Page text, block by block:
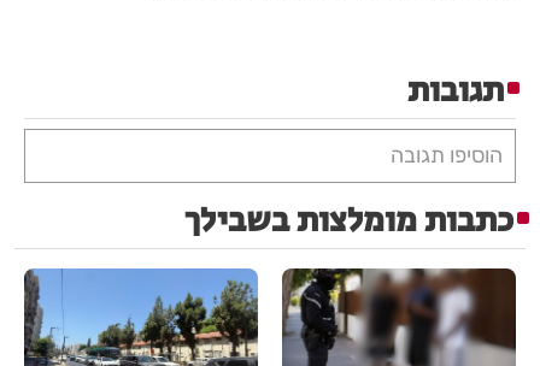
תגובות
הוסיפו תגובה
כתבות מומלצות בשבילך